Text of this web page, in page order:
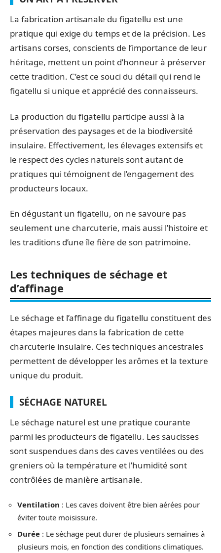
La fabrication artisanale du figatellu est une
pratique qui exige du temps et de la précision. Les
artisans corses, conscients de l’importance de leur
héritage, mettent un point d’honneur à préserver
cette tradition. C’est ce souci du détail qui rend le
figatellu si unique et apprécié des connaisseurs.
La production du figatellu participe aussi à la
préservation des paysages et de la biodiversité
insulaire. Effectivement, les élevages extensifs et
le respect des cycles naturels sont autant de
pratiques qui témoignent de l’engagement des
producteurs locaux.
En dégustant un figatellu, on ne savoure pas
seulement une charcuterie, mais aussi l’histoire et
les traditions d’une île fière de son patrimoine.
Les techniques de séchage et
d’affinage
Le séchage et l’affinage du figatellu constituent des
étapes majeures dans la fabrication de cette
charcuterie insulaire. Ces techniques ancestrales
permettent de développer les arômes et la texture
unique du produit.
SÉCHAGE NATUREL
Le séchage naturel est une pratique courante
parmi les producteurs de figatellu. Les saucisses
sont suspendues dans des caves ventilées ou des
greniers où la température et l’humidité sont
contrôlées de manière artisanale.
Ventilation : Les caves doivent être bien aérées pour
éviter toute moisissure.
Durée : Le séchage peut durer de plusieurs semaines à
plusieurs mois, en fonction des conditions climatiques.